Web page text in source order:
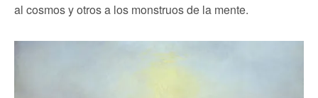
al cosmos y otros a los monstruos de la mente.